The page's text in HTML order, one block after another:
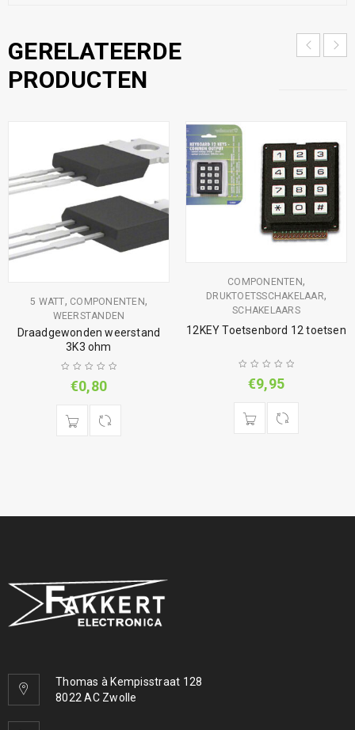
GERELATEERDE
PRODUCTEN
5 WATT, COMPONENTEN,
WEERSTANDEN
Draadgewonden weerstand
3K3 ohm
€0,80
COMPONENTEN,
DRUKTOETSSCHAKELAAR,
SCHAKELAARS
12KEY Toetsenbord 12 toetsen
€9,95
Thomas à Kempisstraat 128
8022 AC Zwolle